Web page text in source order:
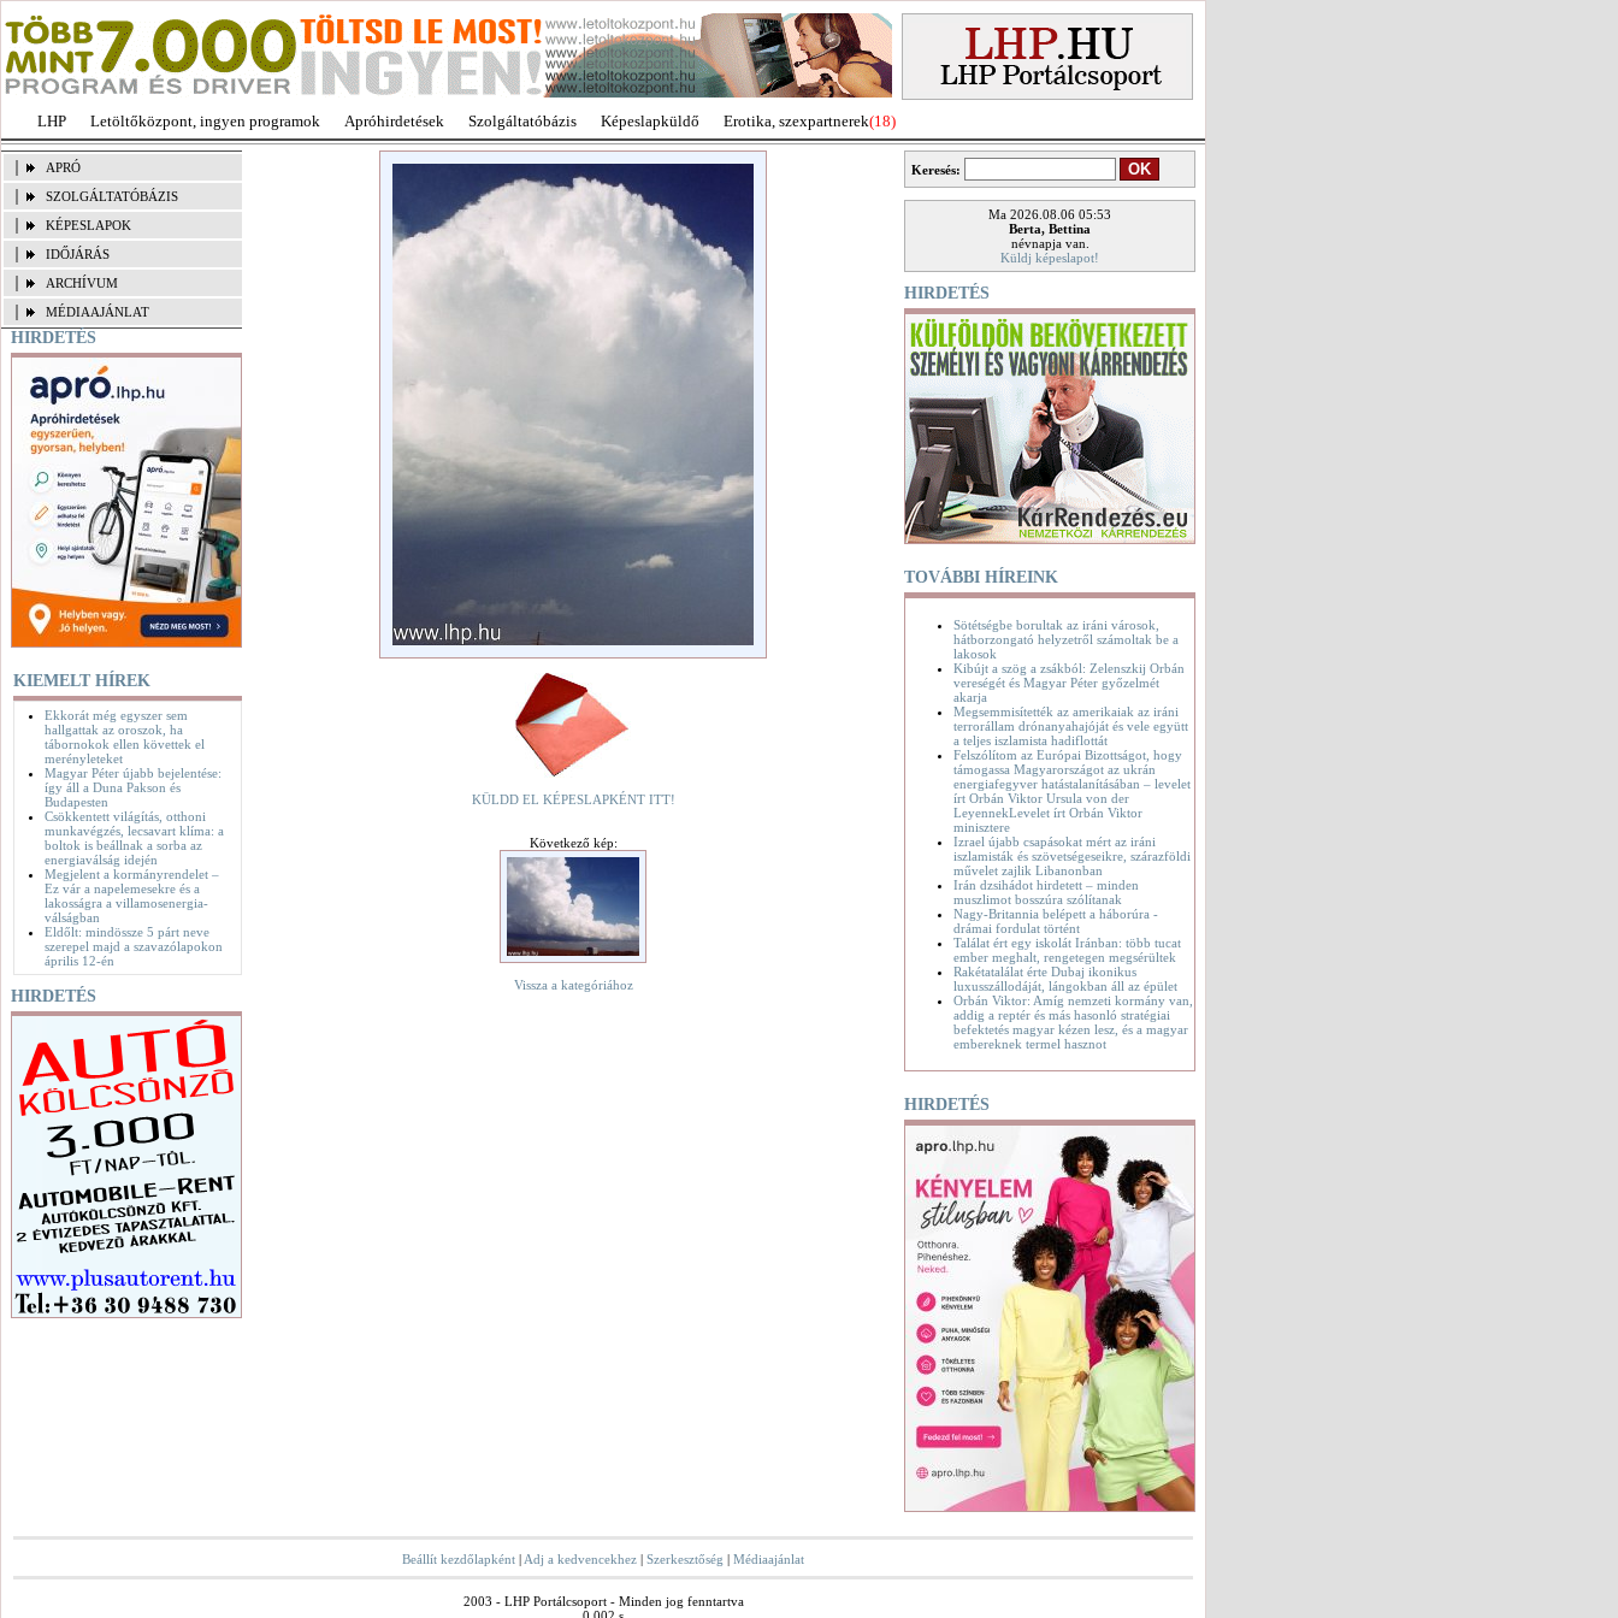
LHP Letöltőközpont, ingyen programok Apróhirdetések Szolgáltatóbázis Képeslapküldő Erotika, szexpartnerek(18)
APRÓ
SZOLGÁLTATÓBÁZIS
KÉPESLAPOK
IDŐJÁRÁS
ARCHÍVUM
MÉDIAAJÁNLAT
HIRDETÉS
KIEMELT HÍREK
Ekkorát még egyszer sem
hallgattak az oroszok, ha
tábornokok ellen követtek el
merényleteket
Magyar Péter újabb bejelentése:
így áll a Duna Pakson és
Budapesten
Csökkentett világítás, otthoni
munkavégzés, lecsavart klíma: a
boltok is beállnak a sorba az
energiaválság idején
Megjelent a kormányrendelet –
Ez vár a napelemesekre és a
lakosságra a villamosenergia-
válságban
Eldőlt: mindössze 5 párt neve
szerepel majd a szavazólapokon
április 12-én
HIRDETÉS
KÜLDD EL KÉPESLAPKÉNT ITT!
Következő kép:
Vissza a kategóriához
Keresés:
Ma 2026.08.06 05:53
Berta, Bettina
névnapja van.
Küldj képeslapot!
HIRDETÉS
TOVÁBBI HÍREINK
Sötétségbe borultak az iráni városok,
hátborzongató helyzetről számoltak be a
lakosok
Kibújt a szög a zsákból: Zelenszkij Orbán
vereségét és Magyar Péter győzelmét
akarja
Megsemmisítették az amerikaiak az iráni
terrorállam drónanyahajóját és vele együtt
a teljes iszlamista hadiflottát
Felszólítom az Európai Bizottságot, hogy
támogassa Magyarországot az ukrán
energiafegyver hatástalanításában – levelet
írt Orbán Viktor Ursula von der
LeyennekLevelet írt Orbán Viktor
minisztere
Izrael újabb csapásokat mért az iráni
iszlamisták és szövetségeseikre, szárazföldi
művelet zajlik Libanonban
Irán dzsihádot hirdetett – minden
muszlimot bosszúra szólítanak
Nagy-Britannia belépett a háborúra -
drámai fordulat történt
Találat ért egy iskolát Iránban: több tucat
ember meghalt, rengetegen megsérültek
Rakétatalálat érte Dubaj ikonikus
luxusszállodáját, lángokban áll az épület
Orbán Viktor: Amíg nemzeti kormány van,
addig a reptér és más hasonló stratégiai
befektetés magyar kézen lesz, és a magyar
embereknek termel hasznot
HIRDETÉS
Beállít kezdőlapként | Adj a kedvencekhez | Szerkesztőség | Médiaajánlat
2003 - LHP Portálcsoport - Minden jog fenntartva